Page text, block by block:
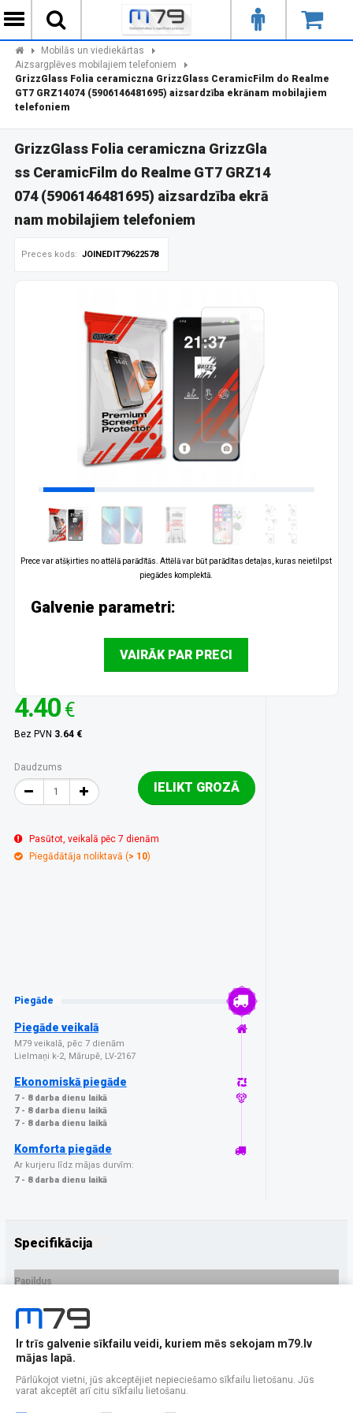
Mobilās un viediekārtas
Aizsargplēves mobilajiem telefoniem
GrizzGlass Folia ceramiczna GrizzGlass CeramicFilm do Realme
GT7 GRZ14074 (5906146481695) aizsardzība ekrānam mobilajiem
telefoniem
GrizzGlass Folia ceramiczna GrizzGla
ss CeramicFilm do Realme GT7 GRZ14
074 (5906146481695) aizsardzība ekrā
nam mobilajiem telefoniem
Preces kods: JOINEDIT79622578
Prece var atšķirties no attēlā parādītās. Attēlā var būt parādītas detaļas, kuras neietilpst
piegādes komplektā.
Galvenie parametri:
VAIRĀK PAR PRECI
4.40 €
Bez PVN 3.64 €
Daudzums
IELIKT GROZĀ
Pasūtot, veikalā pēc 7 dienām
Piegādātāja noliktavā (> 10)
Piegāde
Piegāde veikalā
M79 veikalā, pēc 7 dienām
Lielmaņi k-2, Mārupē, LV-2167
Ekonomiskā piegāde
7 - 8 darba dienu laikā
7 - 8 darba dienu laikā
7 - 8 darba dienu laikā
Komforta piegāde
Ar kurjeru līdz mājas durvīm:
7 - 8 darba dienu laikā
Specifikācija
Papildus
Ražotājs
PRECES APRAKSTS
EAN - 5906146481695
Ir trīs galvenie sīkfailu veidi, kuriem mēs sekojam m79.lv
mājas lapā.
Pārlūkojot vietni, jūs akceptējiet nepieciešamo sīkfailu lietošanu. Jūs
varat akceptēt arī citu sīkfailu lietošanu.